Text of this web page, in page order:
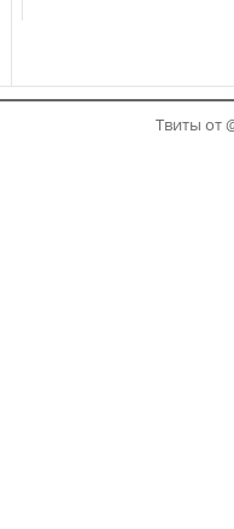
Твиты от